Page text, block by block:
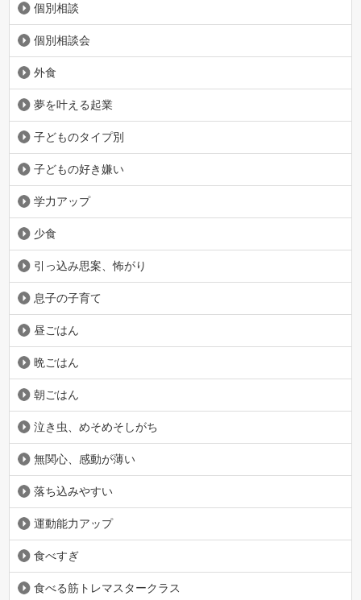
個別相談
個別相談会
外食
夢を叶える起業
子どものタイプ別
子どもの好き嫌い
学力アップ
少食
引っ込み思案、怖がり
息子の子育て
昼ごはん
晩ごはん
朝ごはん
泣き虫、めそめそしがち
無関心、感動が薄い
落ち込みやすい
運動能力アップ
食べすぎ
食べる筋トレマスタークラス